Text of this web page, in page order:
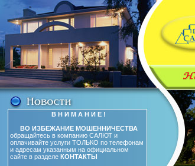
В Н И М А Н И Е !
ВО ИЗБЕЖАНИЕ МОШЕННИЧЕСТВА
обращайтесь в компанию САЛЮТ и
оплачивайте услуги ТОЛЬКО по телефонам
и адресам указанным на официальном
сайте в разделе КОНТАКТЫ